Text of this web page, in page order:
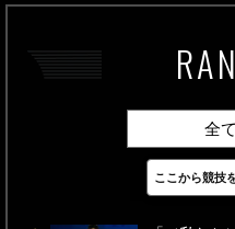
全
最新
ここから競技